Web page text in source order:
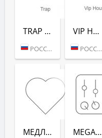
TRAP (РАДИО РЕКОРД)
РОССИЯ (МОСКВА)
VIP HOUSE (РАДИО РЕКОРД)
РОССИЯ (МОСКВА)
МЕДЛЯК FM (РАДИО РЕКОРД) MEGAMIX (РАДИО РЕКОРД)